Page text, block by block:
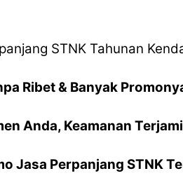
STNK Tahunan
Ribet & Banyak
Anda, Keamanan
Jasa Perpanjang STNK